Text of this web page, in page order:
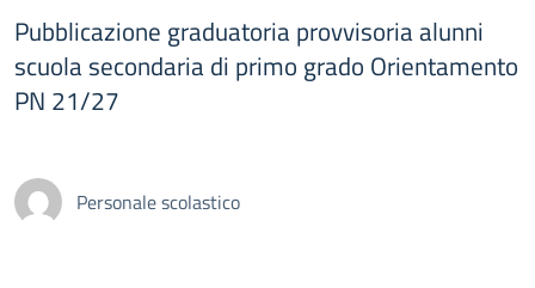
Pubblicazione graduatoria provvisoria alunni
scuola secondaria di primo grado Orientamento
PN 21/27
Personale scolastico